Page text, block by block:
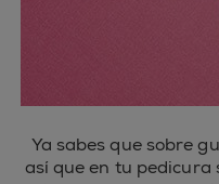
Ya sabes que sobre
así que en tu pedicura